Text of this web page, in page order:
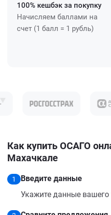
100% кешбэк за покупку
Начисляем баллами на
счет (1 балл = 1 рубль)
Как купить ОСАГО
Махачкале
1
Введите данные
Укажите данные вашего